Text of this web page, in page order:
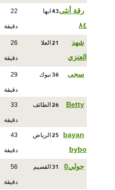
رقة أنثى
٨٤
43 ابها 22
دقيقة
شهد
العنزي
21 العلا 26
دقيقة
سجى 36تبوك 29
دقيقة
Betty
26 الطائف 33
دقيقة
bayan
bybo
25 الرياض 43
دقيقة
جولي0 31 القصيم 56
دقيقة